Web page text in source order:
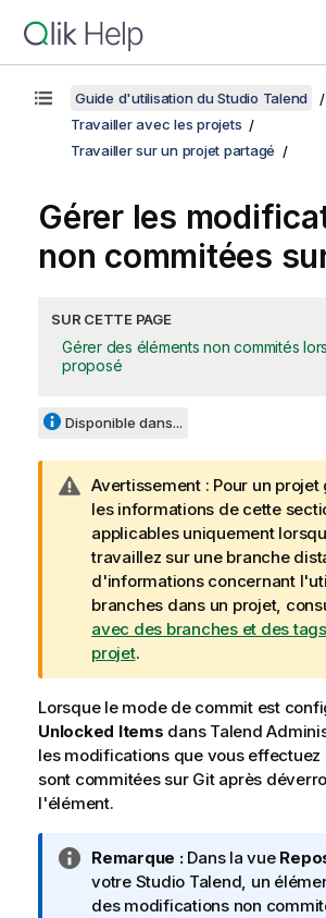
Guide d'utilisation du Studio Talend
Travailler avec les projets
Travailler sur un projet partagé
Gérer les
non commitées
SUR CETTE PAGE
Gérer des éléments non commités
proposé
Disponible dans...
N
o
t
e
I
n
f
o
r
m
a
t
i
o
Avertissement : Pour un projet
les informations de cette
applicables uniquement
travaillez sur une branche
d'informations concernant
branches dans un projet,
avec des branches et des
projet.
Lorsque le mode de commit est
Unlocked Items dans Talend
les modifications que vous effectuez
sont commitées sur Git après
l'élément.
N
o
t
Remarque :Dans la vue
votre Studio Talend, un
des modifications non